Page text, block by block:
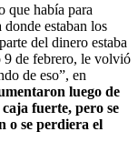
que había para
estaban los
del dinero estaba
9 de febrero, le volvió
de eso”, en
luego de
fuerte, pero se
o se perdiera el